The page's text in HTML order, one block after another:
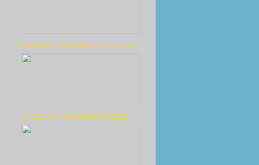
MEADOW – DAS ABENTEUERBUCH
LEVEL UP! DAS NERD-QUIZ (2025 ...